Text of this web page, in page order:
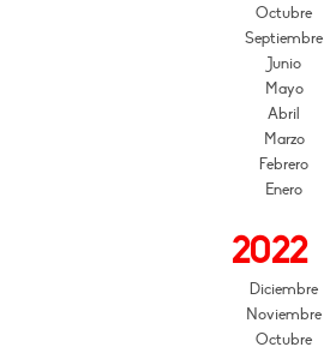
Octubre
Septiembre
Junio
Mayo
Abril
Marzo
Febrero
Enero
2022
Diciembre
Noviembre
Octubre